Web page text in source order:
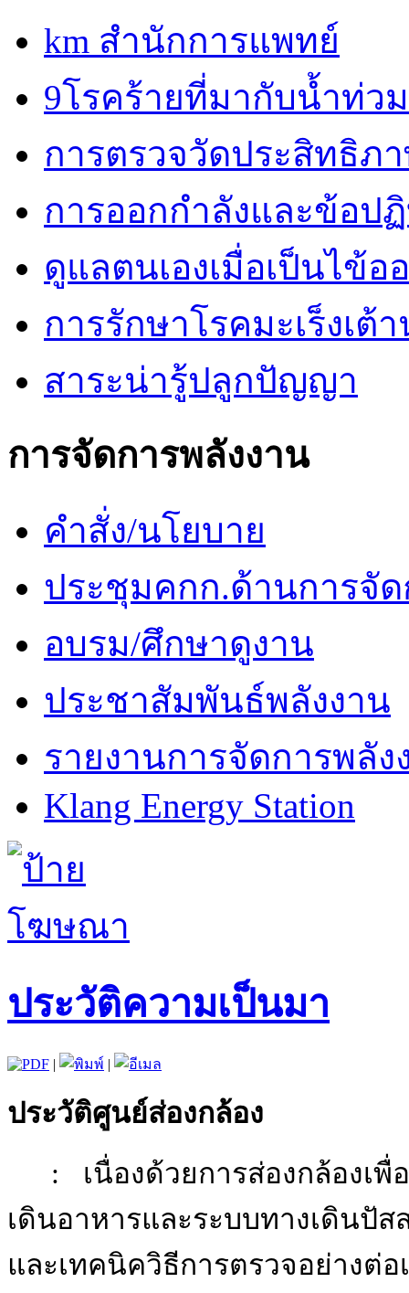
km สำนักการแพทย์
9โรคร้ายที่มากับน้ำท่วม
การตรวจวัดประสิทธิภ
การออกกำลังและข้อป
ดูแลตนเองเมื่อเป็นไข้อ
การรักษาโรคมะเร็งเต้
สาระน่ารู้ปลูกปัญญา
การจัดการพลังงาน
คำสั่ง/นโยบาย
ประชุมคกก.ด้านการจัด
อบรม/ศึกษาดูงาน
ประชาสัมพันธ์พลังงาน
รายงานการจัดการพลัง
Klang Energy Station
ประวัติความเป็นมา
| |
ประวัติศูนย์ส่องกล้อง
: เนื่องด้วยการส่องกล้องเ
เดินอาหารและระบบทางเดินปั
และเทคนิควิธีการตรวจอย่างต่อ